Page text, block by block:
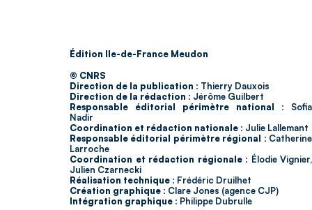
Édition Ile-de-France Meudon
© CNRS
Direction de la publication : Thierry Dauxois
Direction de la rédaction : Jérôme Guilbert
Responsable éditorial périmètre national : Sofia
Nadir
Coordination et rédaction nationale : Julie Lallemant
Responsable éditorial périmètre régional : Catherine
Larroche
Coordination et rédaction régionale : Élodie Vignier,
Julien Czarnecki
Réalisation technique : Frédéric Druilhet
Création graphique : Clare Jones (agence CJP)
Intégration graphique : Philippe Dubrulle